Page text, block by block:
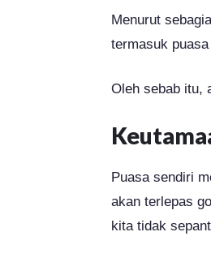
Menurut
termasuk
Oleh sebab itu,
Puasa sendiri
akan terlepas
kita tidak